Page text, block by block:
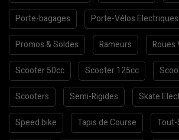
Porte-bagages Porte-Vélos Electriques
Promos & Soldes Rameurs Roues
Scooter 50cc Scooter 125cc
Scooters Semi-Rigides Skate
Speed bike Tapis de Course